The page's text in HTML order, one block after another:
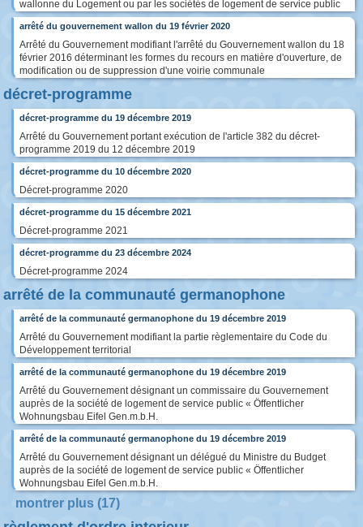
wallonne du Logement ou par les sociétés de logement de service public
arrêté du gouvernement wallon du 19 février 2020
Arrêté du Gouvernement modifiant l'arrêté du Gouvernement wallon du 18
février 2016 déterminant les formes du recours en matière d'ouverture, de
modification ou de suppression d'une voirie communale
décret-programme
décret-programme du 19 décembre 2019
Arrêté du Gouvernement portant exécution de l'article 382 du décret-
programme 2019 du 12 décembre 2019
décret-programme du 10 décembre 2020
Décret-programme 2020
décret-programme du 15 décembre 2021
Décret-programme 2021
décret-programme du 23 décembre 2024
Décret-programme 2024
arrêté de la communauté germanophone
arrêté de la communauté germanophone du 19 décembre 2019
Arrêté du Gouvernement modifiant la partie règlementaire du Code du
Développement territorial
arrêté de la communauté germanophone du 19 décembre 2019
Arrêté du Gouvernement désignant un commissaire du Gouvernement
auprès de la société de logement de service public « Öffentlicher
Wohnungsbau Eifel Gen.m.b.H.
arrêté de la communauté germanophone du 19 décembre 2019
Arrêté du Gouvernement désignant un délégué du Ministre du Budget
auprès de la société de logement de service public « Öffentlicher
Wohnungsbau Eifel Gen.m.b.H.
montrer plus (17)